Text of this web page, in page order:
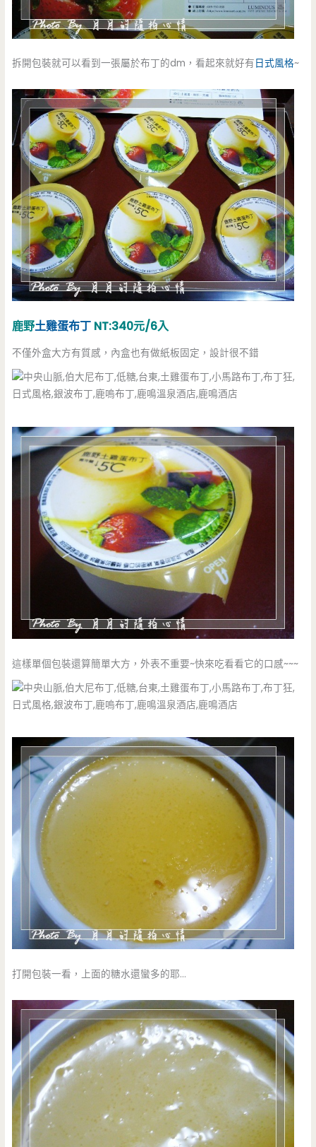
拆開包裝就可以看到一張屬於布丁的dm，看起來就好有 日式風格~
鹿野土雞蛋布丁 NT:340元/6入
不僅外盒大方有質感，內盒也有做紙板固定，設計很不錯
這樣單個包裝還算簡單大方，外表不重要~快來吃看看它的口感~~~
打開包裝一看，上面的糖水還蠻多的耶…